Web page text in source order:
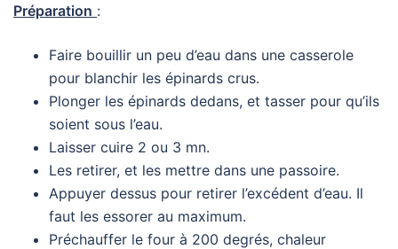
Préparation :
Faire bouillir un peu d’eau dans une casserole
pour blanchir les épinards crus.
Plonger les épinards dedans, et tasser pour qu’ils
soient sous l’eau.
Laisser cuire 2 ou 3 mn.
Les retirer, et les mettre dans une passoire.
Appuyer dessus pour retirer l’excédent d’eau. Il
faut les essorer au maximum.
Préchauffer le four à 200 degrés, chaleur